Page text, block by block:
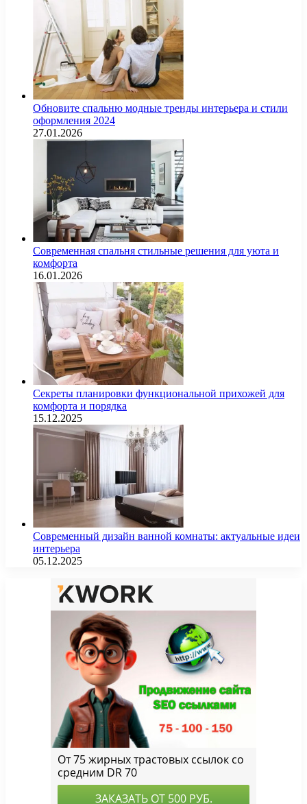
Обновите спальню модные тренды интерьера и стили
оформления 2024
27.01.2026
Современная спальня стильные решения для уюта и
комфорта
16.01.2026
Секреты планировки функциональной прихожей для
комфорта и порядка
15.12.2025
Современный дизайн ванной комнаты: актуальные идеи
интерьера
05.12.2025